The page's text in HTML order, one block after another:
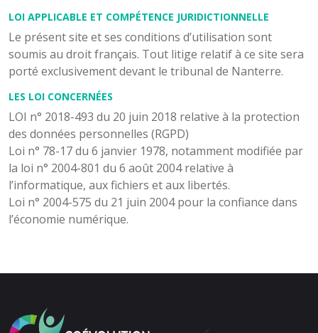
LOI APPLICABLE ET COMPÉTENCE JURIDICTIONNELLE
Le présent site et ses conditions d’utilisation sont
soumis au droit français. Tout litige relatif à ce site sera
porté exclusivement devant le tribunal de Nanterre.
LES LOI CONCERNÉES
LOI n° 2018-493 du 20 juin 2018 relative à la protection
des données personnelles (RGPD)
Loi n° 78-17 du 6 janvier 1978, notamment modifiée par
la loi n° 2004-801 du 6 août 2004 relative à
l’informatique, aux fichiers et aux libertés.
Loi n° 2004-575 du 21 juin 2004 pour la confiance dans
l’économie numérique.